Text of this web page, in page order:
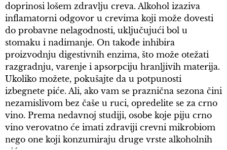
doprinosi lošem zdravlju creva. Alkohol izaziva
inflamatorni odgovor u crevima koji može dovesti
do probavne nelagodnosti, uključujući bol u
stomaku i nadimanje. On takođe inhibira
proizvodnju digestivnih enzima, što može otežati
razgradnju, varenje i apsorpciju hranljivih materija.
Ukoliko možete, pokušajte da u potpunosti
izbegnete piće. Ali, ako vam se praznična sezona čini
nezamislivom bez čaše u ruci, opredelite se za crno
vino. Prema nedavnoj studiji, osobe koje piju crno
vino verovatno će imati zdraviji crevni mikrobiom
nego one koji konzumiraju druge vrste alkoholnih